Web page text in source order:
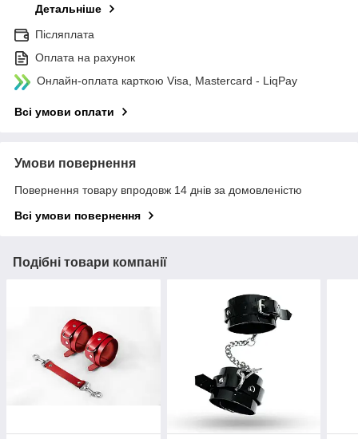
Детальніше
Післяплата
Оплата на рахунок
Онлайн-оплата карткою Visa, Mastercard - LiqPay
Всі умови оплати
Умови повернення
Повернення товару впродовж 14 днів за домовленістю
Всі умови повернення
Подібні товари компанії